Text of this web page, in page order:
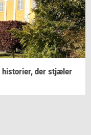
hi­sto­ri­er, der stjæ­ler